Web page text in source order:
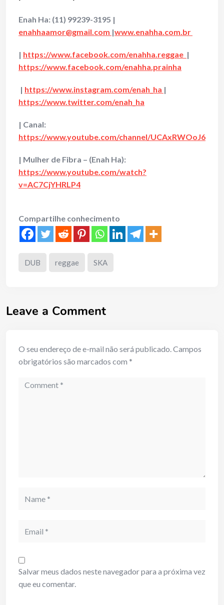
Enah Ha: (11) 99239-3195 |
enahhaamor@gmail.com |www.enahha.com.br
| https://www.facebook.com/enahha.reggae |
https://www.facebook.com/enahha.prainha
| https://www.instagram.com/enah_ha |
https://www.twitter.com/enah_ha
| Canal:
https://www.youtube.com/channel/
| Mulher de Fibra – (Enah Ha):
https://www.youtube.com/watch?
v=AC7CjYHRLP4
Compartilhe conhecimento
DUB reggae SKA
Leave a Comment
O seu endereço de e-mail não será publicado.Campos
obrigatórios são marcados com *
Comment
Salvar meus dados neste navegador para a próxima vez
que eu comentar.